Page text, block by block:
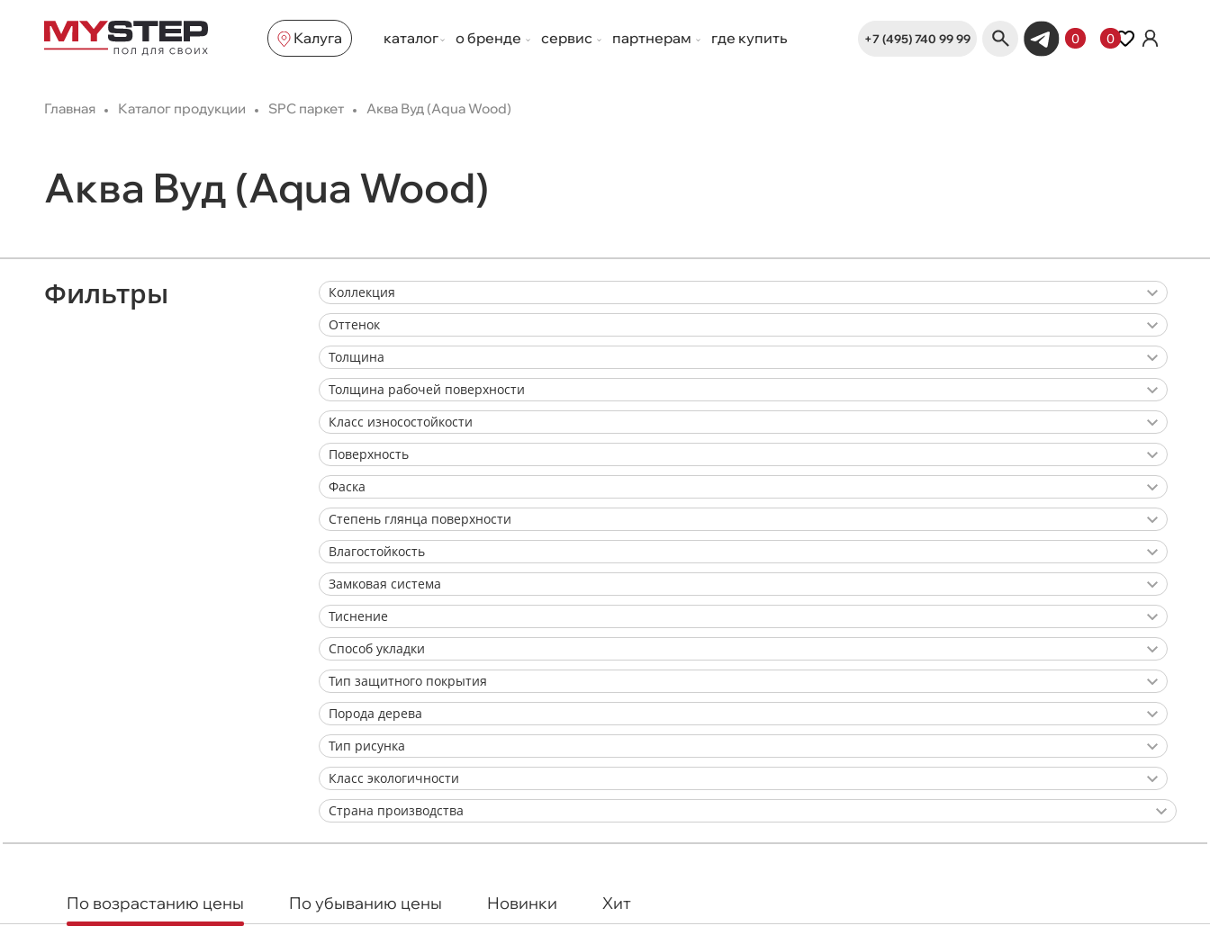
Калуга каталог о бренде сервис партнерам где купить +7 (495) 740 99 99 0 0
Главная Каталог продукции SPC паркет Аква Вуд (Aqua Wood)
Аква Вуд (Aqua Wood)
Фильтры
Коллекция
Оттенок
Толщина
Толщина рабочей поверхности
Класс износостойкости
Поверхность
Фаска
Степень глянца поверхности
Влагостойкость
Замковая система
Тиснение
Способ укладки
Тип защитного покрытия
Порода дерева
Тип рисунка
Класс экологичности
Страна производства
По возрастанию цены По убыванию цены Новинки Хит